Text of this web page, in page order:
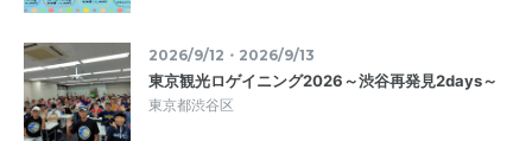
2026/9/12・2026/9/13
東京観光ロゲイニング2026～渋谷再発見2days～
東京都渋谷区